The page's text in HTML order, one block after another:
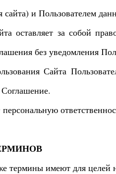
и Пользователем
оставляет за собой
без уведомления
Сайта
персональную
термины имеют для целей